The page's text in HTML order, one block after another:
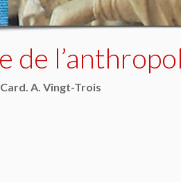
de
A. Vingt-Trois